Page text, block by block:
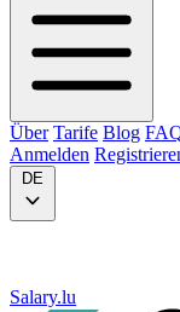
Über Tarife Blog
Anmelden
DE
Salary.lu